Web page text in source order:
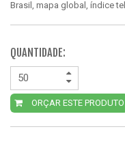
Brasil, mapa global, índice
QUANTIDADE:
ORÇAR ESTE PRODUTO